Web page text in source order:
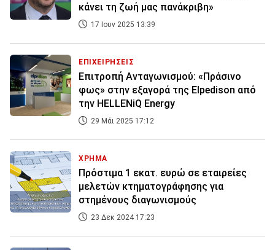
κάνει τη ζωή μας πανάκριβη»
17 Ιουν 2025 13:39
ΕΠΙΧΕΙΡΗΣΕΙΣ
Επιτροπή Ανταγωνισμού: «Πράσινο
φως» στην εξαγορά της Elpedison από
την HELLENiQ Energy
29 Μάι 2025 17:12
ΧΡΗΜΑ
Πρόστιμα 1 εκατ. ευρώ σε εταιρείες
μελετών κτηματογράφησης για
στημένους διαγωνισμούς
23 Δεκ 2024 17:23